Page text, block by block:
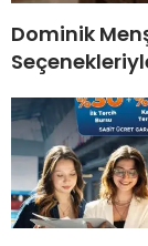
Dominik